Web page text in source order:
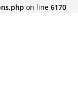
on line 6170